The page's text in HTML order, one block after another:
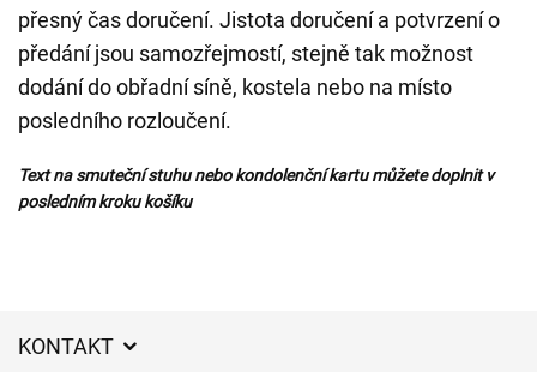
přesný čas doručení. Jistota doručení a potvrzení o
předání jsou samozřejmostí, stejně tak možnost
dodání do obřadní síně, kostela nebo na místo
posledního rozloučení.
Text na smuteční stuhu nebo kondolenční kartu můžete doplnit v
posledním kroku košíku
KONTAKT